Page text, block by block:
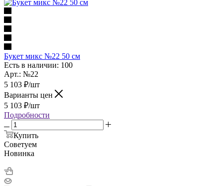
Букет микс №22 50 см
Есть в наличии: 100
Арт.: №22
5 103 ₽/шт
Варианты цен
5 103 ₽/шт
Подробности
Купить
Советуем
Новинка